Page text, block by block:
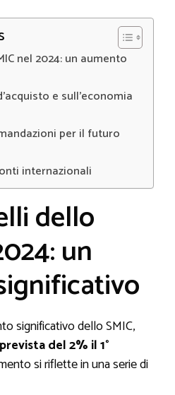
nel 2024: un aumento
e sull’economia
per il futuro
internazionali
dello
un
significativo dello SMIC,
del 2% il 1°
si riflette in una serie di